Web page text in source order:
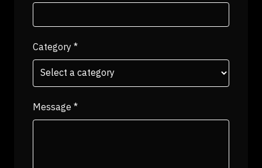
Category*
Message*